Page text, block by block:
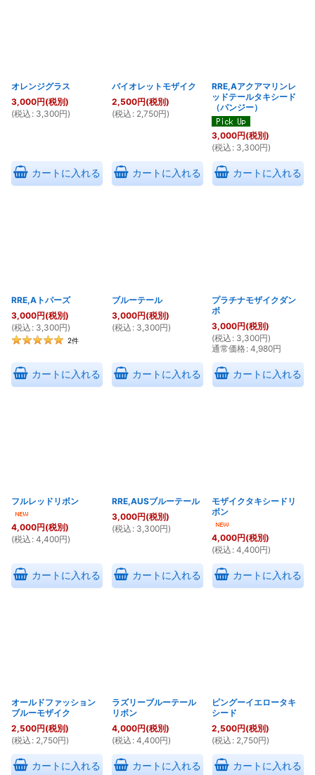
オレンジグラス
3,000円(税別)
(税込 : 3,300円)
カートに入れる
バイオレットモザイク
2,500円(税別)
(税込 : 2,750円)
カートに入れる
RRE,Aアクアマリンレ
ッドテールタキシード
（パンジー）
3,000円(税別)
(税込 : 3,300円)
カートに入れる
RRE,Aトパーズ
3,000円(税別)
(税込 : 3,300円)
2件
カートに入れる
ブルーテール
3,000円(税別)
(税込 : 3,300円)
カートに入れる
プラチナモザイクダン
ボ
3,000円(税別)
(税込 : 3,300円)
通常価格: 4,980円
カートに入れる
フルレッドリボン
4,000円(税別)
(税込 : 4,400円)
カートに入れる
RRE,AUSブルーテール
3,000円(税別)
(税込 : 3,300円)
カートに入れる
モザイクタキシードリ
ボン
4,000円(税別)
(税込 : 4,400円)
カートに入れる
オールドファッション
ブルーモザイク
2,500円(税別)
(税込 : 2,750円)
カートに入れる
ラズリーブルーテール
リボン
4,000円(税別)
(税込 : 4,400円)
カートに入れる
ピングーイエロータキ
シード
2,500円(税別)
(税込 : 2,750円)
カートに入れる